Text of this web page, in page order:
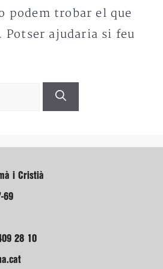
podem trobar el que
Potser ajudaria si feu
i Cristià
69
28 10